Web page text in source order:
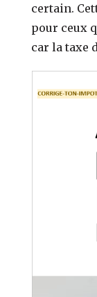
certain.
pour ceux
car la taxe